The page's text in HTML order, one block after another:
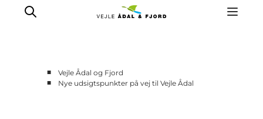
■
Vejle Ådal og Fjord
■
Nye udsigtspunkter på vej til Vejle Ådal